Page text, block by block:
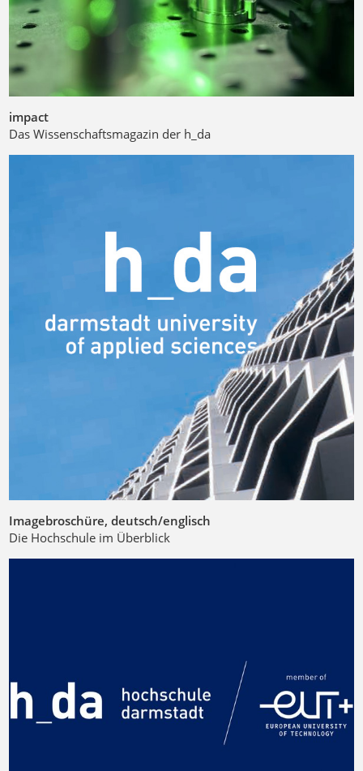
impact
Das Wissenschaftsmagazin der h_da
Imagebroschüre, deutsch/englisch
Die Hochschule im Überblick